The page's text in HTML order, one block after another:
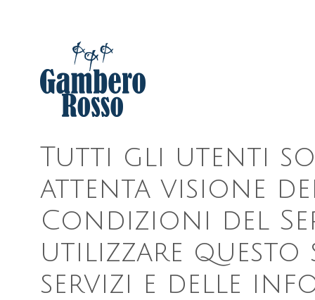
Tutti gli utenti
attenta visione
Condizioni del
utilizzare questo
servizi e delle